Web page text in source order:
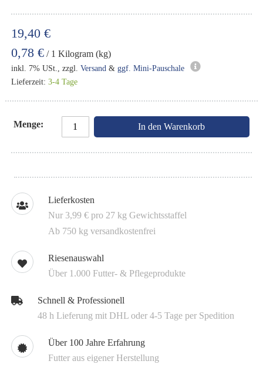
19,40 €
0,78 € / 1 Kilogram (kg)
inkl. 7% USt., zzgl.Versand &ggf. Mini-Pauschale
Lieferzeit:3-4 Tage
Menge In den Warenkorb
Lieferkosten
Nur 3,99 € pro 27 kg Gewichtsstaffel
Ab 750 kg versandkostenfrei
Riesenauswahl
Über 1.000 Futter- & Pflegeprodukte
Schnell & Professionell
48 h Lieferung mit DHL oder 4-5 Tage per Spedition
Über 100 Jahre Erfahrung
Futter aus eigener Herstellung